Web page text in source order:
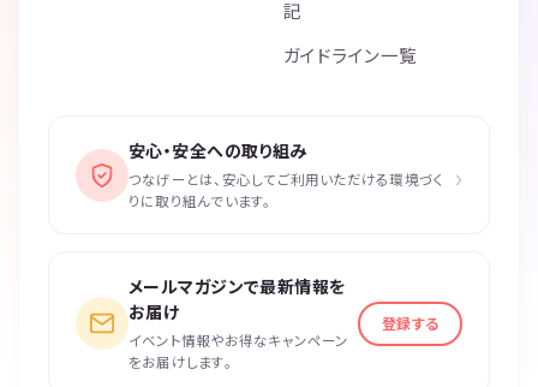
記
ガイドライン一覧
安心・安全への取り組み
つなげーとは、安心してご利用いただける環境づく
りに取り組んでいます。
›
メールマガジンで最新情報を
お届け
イベント情報やお得なキャンペーン
をお届けします。
登録する